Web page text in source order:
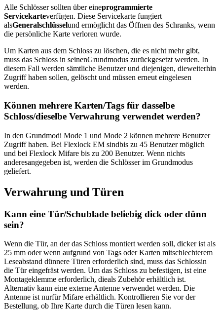
Alle Schlösser sollten über eineprogrammierte
Servicekarteverfügen. Diese Servicekarte fungiert
alsGeneralschlüsselund ermöglicht das Öffnen des Schranks, wenn
die persönliche Karte verloren wurde.
Um Karten aus dem Schloss zu löschen, die es nicht mehr gibt,
muss das Schloss in seinenGrundmodus zurückgesetzt werden. In
diesem Fall werden sämtliche Benutzer und diejenigen, dieweiterhin
Zugriff haben sollen, gelöscht und müssen erneut eingelesen
werden.
Können mehrere Karten/Tags für dasselbe
Schloss/dieselbe Verwahrung verwendet werden?
In den Grundmodi Mode 1 und Mode 2 können mehrere Benutzer
Zugriff haben. Bei Flexlock EM sindbis zu 45 Benutzer möglich
und bei Flexlock Mifare bis zu 200 Benutzer. Wenn nichts
anderesangegeben ist, werden die Schlösser im Grundmodus
geliefert.
Verwahrung und Türen
Kann eine Tür/Schublade beliebig dick oder dünn
sein?
Wenn die Tür, an der das Schloss montiert werden soll, dicker ist als
25 mm oder wenn aufgrund von Tags oder Karten mitschlechterem
Leseabstand dünnere Türen erforderlich sind, muss das Schlossin
die Tür eingefräst werden. Um das Schloss zu befestigen, ist eine
Montageklemme erforderlich, dieals Zubehör erhältlich ist.
Alternativ kann eine externe Antenne verwendet werden. Die
Antenne ist nurfür Mifare erhältlich. Kontrollieren Sie vor der
Bestellung, ob Ihre Karte durch die Türen lesen kann.